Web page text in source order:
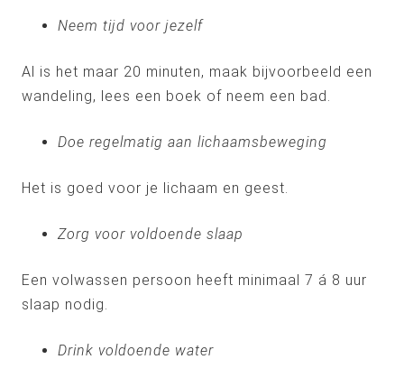
Neem tijd voor jezelf
Al is het maar 20 minuten, maak bijvoorbeeld een
wandeling, lees een boek of neem een bad.
Doe regelmatig aan lichaamsbeweging
Het is goed voor je lichaam en geest.
Zorg voor voldoende slaap
Een volwassen persoon heeft minimaal 7 á 8 uur
slaap nodig.
Drink voldoende water